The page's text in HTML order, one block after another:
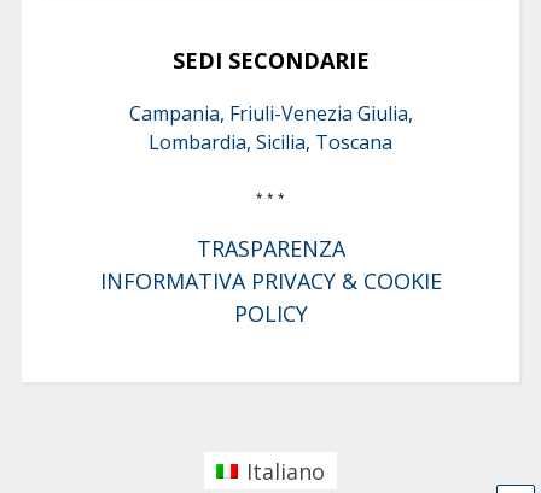
SEDI SECONDARIE
Campania, Friuli-Venezia Giulia,
Lombardia, Sicilia, Toscana
* * *
TRASPARENZA
INFORMATIVA PRIVACY & COOKIE
POLICY
Italiano